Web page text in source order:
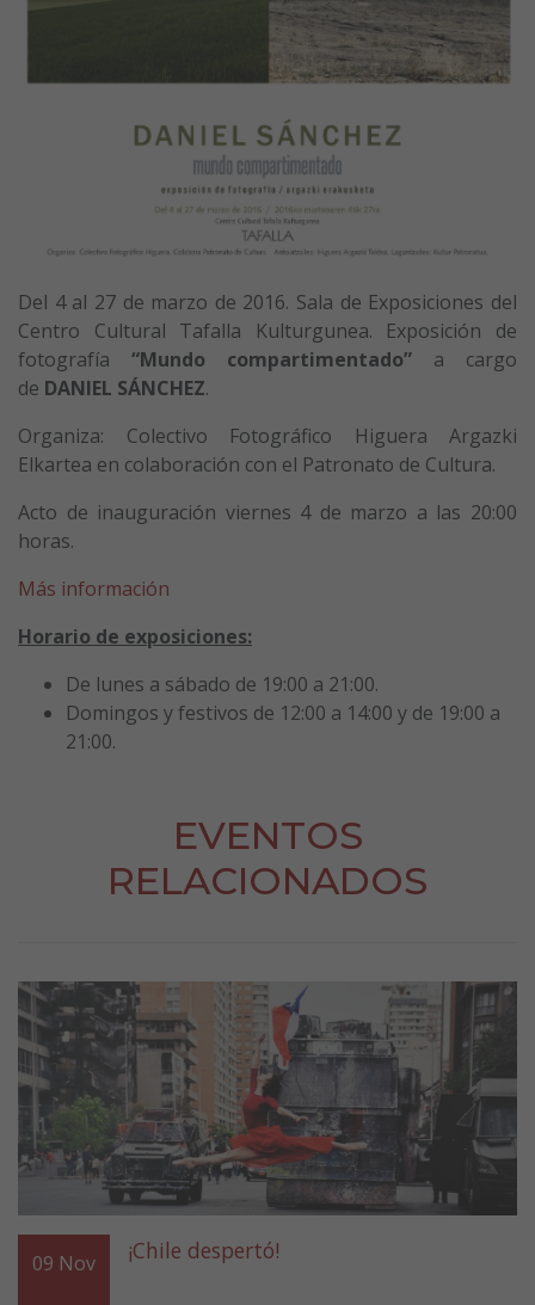
Del 4 al 27 de marzo de 2016. Sala de Exposiciones del
Centro Cultural Tafalla Kulturgunea. Exposición de
fotografía “Mundo compartimentado” a cargo
de DANIEL SÁNCHEZ.
Organiza: Colectivo Fotográfico Higuera Argazki
Elkartea en colaboración con el Patronato de Cultura.
Acto de inauguración viernes 4 de marzo a las 20:00
horas.
Más información
Horario de exposiciones:
De lunes a sábado de 19:00 a 21:00.
Domingos y festivos de 12:00 a 14:00 y de 19:00 a
21:00.
EVENTOS
RELACIONADOS
09 Nov ¡Chile despertó!